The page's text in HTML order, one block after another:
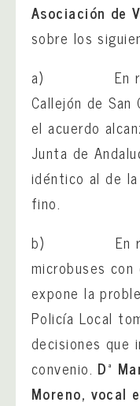
Asociación de
sobre los
a) En
Callejón de
el acuerdo
Junta de
idéntico al de
fino.
b) En
microbuses con
expone la
Policía Local
decisiones que
convenio. Dª
Moreno, vocal